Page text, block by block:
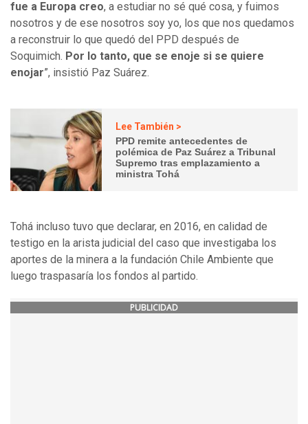
fue a Europa creo, a estudiar no sé qué cosa, y fuimos
nosotros y de ese nosotros soy yo, los que nos quedamos
a reconstruir lo que quedó del PPD después de
Soquimich. Por lo tanto, que se enoje si se quiere
enojar”, insistió Paz Suárez.
Lee También >
PPD remite antecedentes de
polémica de Paz Suárez a Tribunal
Supremo tras emplazamiento a
ministra Tohá
Tohá incluso tuvo que declarar, en 2016, en calidad de
testigo en la arista judicial del caso que investigaba los
aportes de la minera a la fundación Chile Ambiente que
luego traspasaría los fondos al partido.
PUBLICIDAD